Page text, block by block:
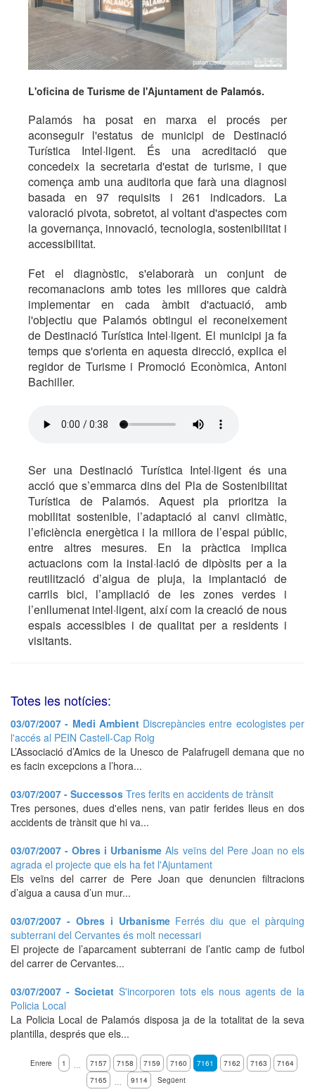
L'oficina de Turisme de l'Ajuntament de Palamós.
Palamós ha posat en marxa el procés per
aconseguir l'estatus de municipi de Destinació
Turística Intel·ligent. És una acreditació que
concedeix la secretaria d'estat de turisme, i que
comença amb una auditoria que farà una diagnosi
basada en 97 requisits i 261 indicadors. La
valoració pivota, sobretot, al voltant d'aspectes com
la governança, innovació, tecnologia, sostenibilitat i
accessibilitat.
Fet el diagnòstic, s'elaborarà un conjunt de
recomanacions amb totes les millores que caldrà
implementar en cada àmbit d'actuació, amb
l'objectiu que Palamós obtingui el reconeixement
de Destinació Turística Intel·ligent. El municipi ja fa
temps que s'orienta en aquesta direcció, explica el
regidor de Turisme i Promoció Econòmica, Antoni
Bachiller.
Ser una Destinació Turística Intel·ligent és una
acció que s’emmarca dins del Pla de Sostenibilitat
Turística de Palamós. Aquest pla prioritza la
mobilitat sostenible, l’adaptació al canvi climàtic,
l’eficiència energètica i la millora de l’espai públic,
entre altres mesures. En la pràctica implica
actuacions com la instal·lació de dipòsits per a la
reutilització d’aigua de pluja, la implantació de
carrils bici, l’ampliació de les zones verdes i
l’enllumenat intel·ligent, així com la creació de nous
espais accessibles i de qualitat per a residents i
visitants.
Totes les notícies:
03/07/2007 - Medi Ambient Discrepàncies entre ecologistes per
l'accés al PEIN Castell-Cap Roig
L’Associació d’Amics de la Unesco de Palafrugell demana que no
es facin excepcions a l’hora...
03/07/2007 - Successos Tres ferits en accidents de trànsit
Tres persones, dues d'elles nens, van patir ferides lleus en dos
accidents de trànsit que hi va...
03/07/2007 - Obres i UrbanismeAls veïns del Pere Joan no els
agrada el projecte que els ha fet l'Ajuntament
Els veïns del carrer de Pere Joan que denuncien filtracions
d’aigua a causa d’un mur...
03/07/2007 - Obres i Urbanisme Ferrés diu que el pàrquing
subterrani del Cervantes és molt necessari
El projecte de l’aparcament subterrani de l’antic camp de futbol
del carrer de Cervantes...
03/07/2007 - Societat S'incorporen tots els nous agents de la
Policia Local
La Policia Local de Palamós disposa ja de la totalitat de la seva
plantilla, després que els...
Enrere 1 … 7157 7158 7159 7160 7161 7162 7163
7164
7165
… 9114 Següent